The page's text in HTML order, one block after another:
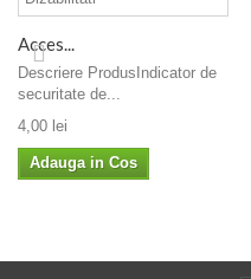
Acces...
Descriere ProdusIndicator de
securitate de...
4,00 lei
Adauga in Cos